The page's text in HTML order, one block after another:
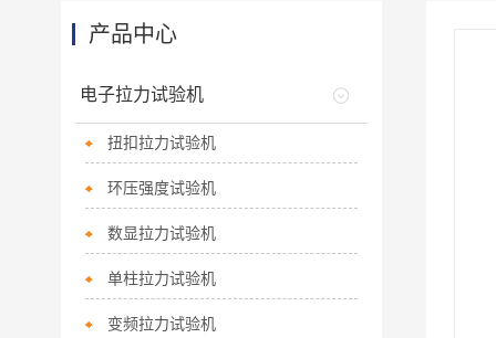
产品中心
电子拉力试验机
扭扣拉力试验机
环压强度试验机
数显拉力试验机
单柱拉力试验机
变频拉力试验机